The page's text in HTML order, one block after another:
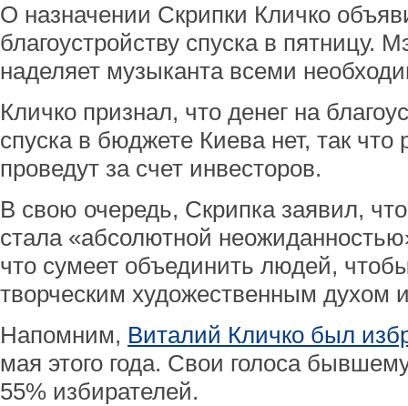
О назначении Скрипки Кличко
благоустройству спуска в пятницу.
наделяет музыканта всеми
Кличко признал, что денег на
спуска в бюджете Киева нет, так что
проведут за счет инвесторов.
В свою очередь, Скрипка заявил,
стала «абсолютной
что сумеет объединить людей,
творческим художественным духом
Напомним, Виталий Кличко был
мая этого года. Свои голоса
55% избирателей.